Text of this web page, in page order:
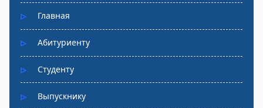
Главная
Абитуриенту
Студенту
Выпускнику